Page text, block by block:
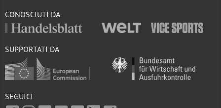
CONOSCIUTI DA
SUPPORTATI DA
SEGUICI